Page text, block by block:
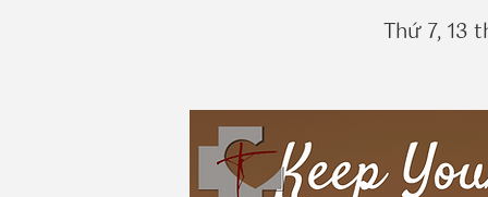
Thứ 7, 13